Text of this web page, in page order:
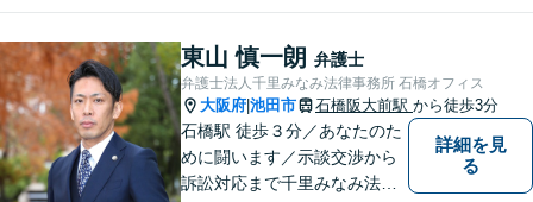
期の対策こそが解決にとって
最も有効な手段です。最高の
法的サービスを社会の隅々に
まで届けます。
東山 慎一朗 弁護士
弁護士法人千里みなみ法律事務所 石橋オフィス
大阪府 池田市 石橋阪大前駅 から徒歩3分
石橋駅 徒歩３分／あなたのた
めに闘います／示談交渉から
訴訟対応まで千里みなみ法律
詳細を見
る